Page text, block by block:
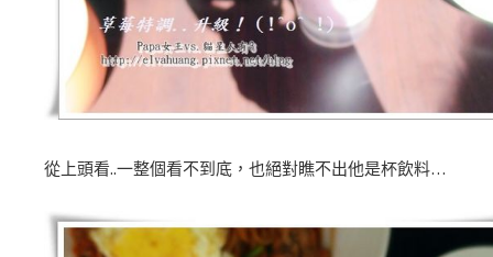
從上頭看..一整個看不到底，也絕對瞧不出他是杯飲料…